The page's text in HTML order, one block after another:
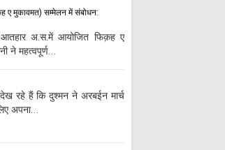
ए मुकावमत) सम्मेलन में संबोधन:
अ.स.में आयोजित फिक़ह ए
ने महत्वपूर्ण…
रहे हैं कि दुश्मन ने अरबईन मार्च
अपना…